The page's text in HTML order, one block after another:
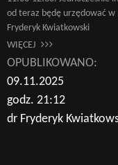
od teraz będę urzędować w
Fryderyk Kwiatkowski
WIĘCEJ
OPUBLIKOWANO:
09.11.2025
godz. 21:12
dr Fryderyk